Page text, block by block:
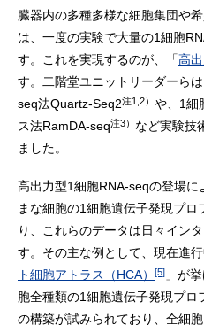
臓器内の多種多様な細胞集団や
は、一度の実験で大量の1細胞
す。これを実現するのが、「高
す。二階堂ユニットリーダーら
seq法Quartz-Seq2注1,2） や、1細
ス法RamDA-seq注3） など実験技
ました。
高出力型1細胞RNA-seqの登場
まな細胞の1細胞遺伝子発現プ
り、これらのデータは日々イン
す。その主な例として、現在進
ト細胞アトラス（HCA）
[5] 」が
胞全種類の1細胞遺伝子発現プロ
の構築が試みられており、全細